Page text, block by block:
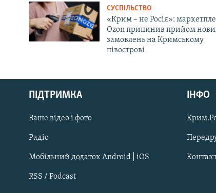
Русский
Qırımtatar
ДОЛУЧАЙСЯ!
СУСПІЛЬСТВО
«Крим – не Росія»:
Ozon припинив прийом
замовлень на Кримському
півострові
ПІДТРИМКА
Ваше відео і фото
Радіо
Мобільний додаток Android | iOS
RSS / Podcast
ІНФО